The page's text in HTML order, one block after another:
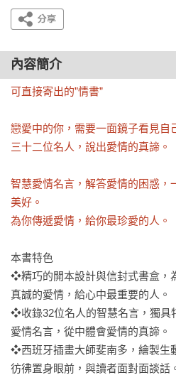
內容簡介
可直接寄出的”情書”
戀愛中的你，需要一面鏡子看見自
三十二位名人，說出愛情的真諦。
智慧愛情名言，解答愛情的困惑，
美好。
為你傳遞愛情，給你最珍愛的人。
本書特色
❖精巧的開本設計與信封式書盒，
真誠的愛情，給心中最重要的人。
❖收錄32位名人的智慧名言，獨具
愛情名言，從中體會愛情的真諦。
❖西班牙插畫大師斐南多，繪製生
彷彿置身眼前，與讀者面對面談話